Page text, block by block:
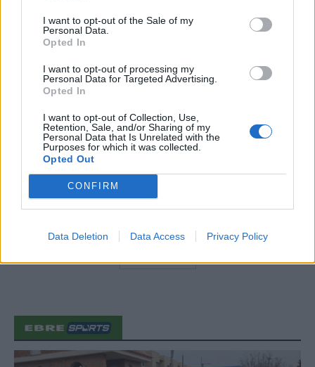
I want to opt-out of the Sale of my
Personal Data.
Opted In
I want to opt-out of processing my
Personal Data for Targeted Advertising.
Opted In
I want to opt-out of Collection, Use,
Retention, Sale, and/or Sharing of my
Personal Data that Is Unrelated with the
Purposes for which it was collected.
Opted Out
CONFIRM
Data Deletion Data Access Privacy Policy
i culmina un projecte estratègic que
6 d'agost de 2026
enguany amb més modistes i gairebé
40 peces a concurs
31 de juliol de 2026
“L’eclipsi serà una oportunitat també
per a gaudir de les Festes Majors
d’Amposta”